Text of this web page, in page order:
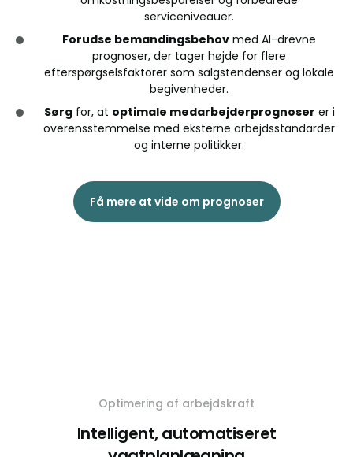
serviceniveauer.
Forudse bemandingsbehov med AI-drevne
prognoser, der tager højde for flere
efterspørgselsfaktorer som salgstendenser og lokale
begivenheder.
Sørgfor, at optimale medarbejderprognoser er i
overensstemmelse med eksterne arbejdsstandarder
og interne politikker.
Få mere at vide om prognoser
Optimering af arbejdskraft
Intelligent, automatiseret